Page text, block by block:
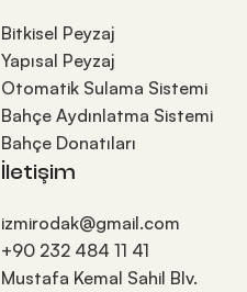
Bitkisel Peyzaj
Yapısal Peyzaj
Otomatik Sulama Sistemi
Bahçe Aydınlatma Sistemi
Bahçe Donatıları
İletişim
izmirodak@gmail.com
+90 232 484 11 41
Mustafa Kemal Sahil Blv.